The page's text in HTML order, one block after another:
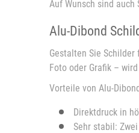
Auf Wunsch sind
Alu-Dibond
Gestalten Sie
Foto oder Grafik –
Vorteile von Alu-
Direktdruck in
Sehr stabil: